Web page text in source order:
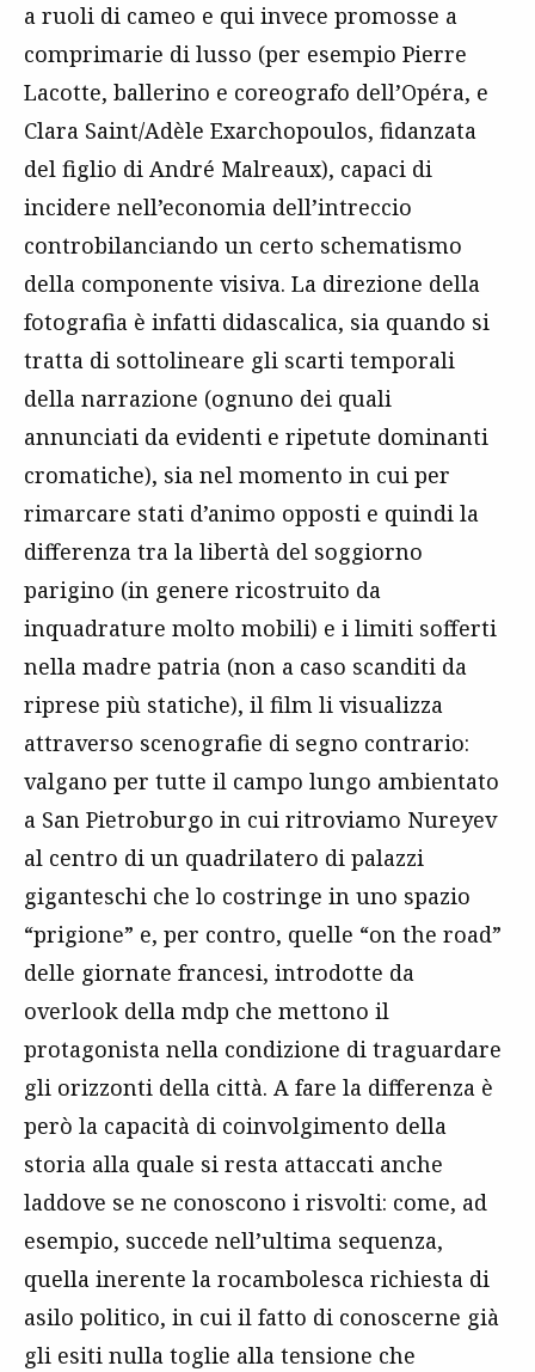
a ruoli di cameo e qui invece promosse a
comprimarie di lusso (per esempio Pierre
Lacotte, ballerino e coreografo dell’Opéra, e
Clara Saint/Adèle Exarchopoulos, fidanzata
del figlio di André Malreaux), capaci di
incidere nell’economia dell’intreccio
controbilanciando un certo schematismo
della componente visiva. La direzione della
fotografia è infatti didascalica, sia quando si
tratta di sottolineare gli scarti temporali
della narrazione (ognuno dei quali
annunciati da evidenti e ripetute dominanti
cromatiche), sia nel momento in cui per
rimarcare stati d’animo opposti e quindi la
differenza tra la libertà del soggiorno
parigino (in genere ricostruito da
inquadrature molto mobili) e i limiti sofferti
nella madre patria (non a caso scanditi da
riprese più statiche), il film li visualizza
attraverso scenografie di segno contrario:
valgano per tutte il campo lungo ambientato
a San Pietroburgo in cui ritroviamo Nureyev
al centro di un quadrilatero di palazzi
giganteschi che lo costringe in uno spazio
“prigione” e, per contro, quelle “on the road”
delle giornate francesi, introdotte da
overlook della mdp che mettono il
protagonista nella condizione di traguardare
gli orizzonti della città. A fare la differenza è
però la capacità di coinvolgimento della
storia alla quale si resta attaccati anche
laddove se ne conoscono i risvolti: come, ad
esempio, succede nell’ultima sequenza,
quella inerente la rocambolesca richiesta di
asilo politico, in cui il fatto di conoscerne già
gli esiti nulla toglie alla tensione che